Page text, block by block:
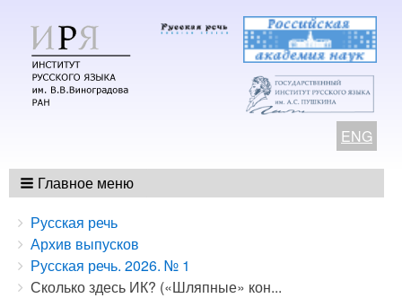
ENG
Главное меню
Breadcrumbs
You
are
here:
Русская речь
Архив выпусков
Русская речь. 2026. № 1
Сколько здесь ИК? («Шляпные» кон...